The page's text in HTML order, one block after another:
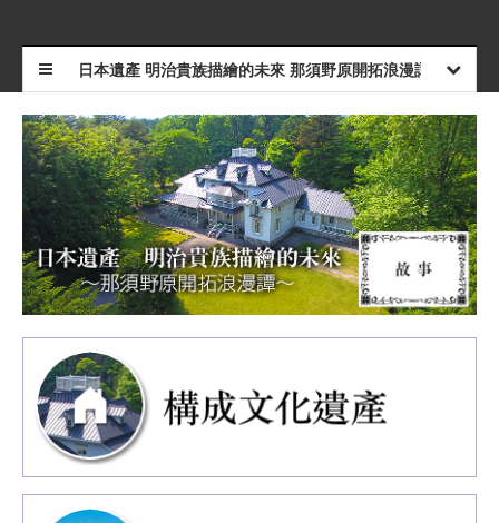
日本遺產 明治貴族描繪的未來 那須野原開拓浪漫譚